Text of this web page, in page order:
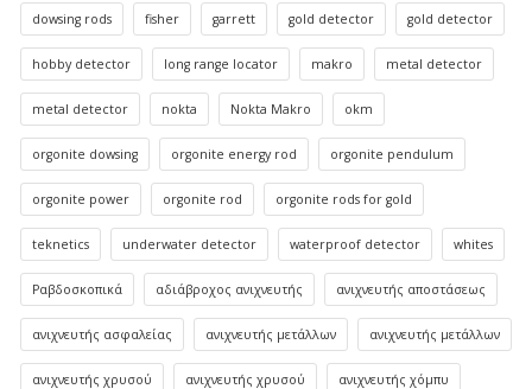
dowsing rods fisher garrett gold detector gold detector
hobby detector long range locator makro metal detector
metal detector nokta Nokta Makro okm
orgonite dowsing orgonite energy rod orgonite pendulum
orgonite power orgonite rod orgonite rods for gold
teknetics underwater detector waterproof detector whites
Ραβδοσκοπικά αδιάβροχος ανιχνευτής ανιχνευτής αποστάσεως
ανιχνευτής ασφαλείας ανιχνευτής μετάλλων ανιχνευτής μετάλλων
ανιχνευτής χρυσού ανιχνευτής χρυσού ανιχνευτής χόμπυ